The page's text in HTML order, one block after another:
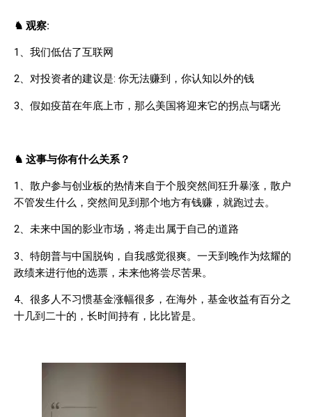
♞ 观察:
1 、我们低估了互联网
2、对投资者的建议是: 你无法赚到，你认知以外的钱
3、假如疫苗在年底上市，那么美国将迎来它的拐点与曙光
♞ 这事与你有什么关系？
1 、散户参与创业板的热情来自于个股突然间狂升暴涨，散户
不管发生什么，突然间见到那个地方有钱赚，就跑过去。
2、未来中国的影业市场，将走出属于自己的道路
3、特朗普与中国脱钩，自我感觉很爽。一天到晚作为炫耀的
政绩来进行他的选票，未来他将尝尽苦果。
4、很多人不习惯基金涨幅很多，在海外，基金收益有百分之
十几到二十的，长时间持有，比比皆是。